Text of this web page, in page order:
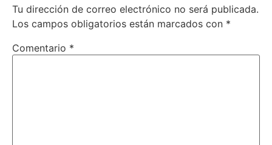
Tu dirección de correo electrónico no será publicada.
Los campos obligatorios están marcados con *
Comentario *